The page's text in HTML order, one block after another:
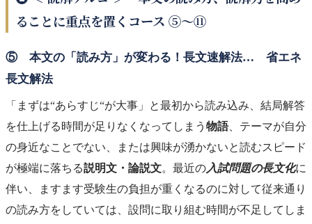
ることに重点を置くコース ⑤〜⑪
⑤ 本文の「読み方」が変わる！長文速解法… 省エネ
長文解法
「まずは“あらすじ“が大事」と最初から読み込み、結局解答
を仕上げる時間が足りなくなってしまう 物語、テーマが自分
の身近なことでない、または興味が湧かないと読むスピード
が極端に落ちる説明文・論説文。最近の入試問題の長文化に
伴い、ますます受験生の負担が重くなるのに対して従来通り
の読み方をしていては、設問に取り組む時間が不足してしま